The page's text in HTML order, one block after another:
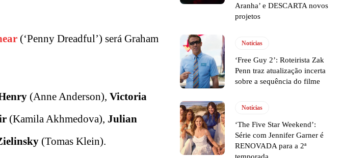
(‘Penny Dreadful’) será Graham
(Anne Anderson), Victoria
(Kamila Akhmedova), Julian
(Tomas Klein).
Aranha’ e DESCARTA novos
projetos
Notícias
‘Free Guy 2’: Roteirista Zak
Penn traz atualização incerta
sobre a sequência do filme
Notícias
‘The Five Star Weekend’:
Série com Jennifer Garner é
RENOVADA para a 2ª